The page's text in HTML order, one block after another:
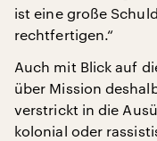
ist eine große
rechtfertigen.“
Auch mit Blick auf
über Mission
verstrickt in die
kolonial oder